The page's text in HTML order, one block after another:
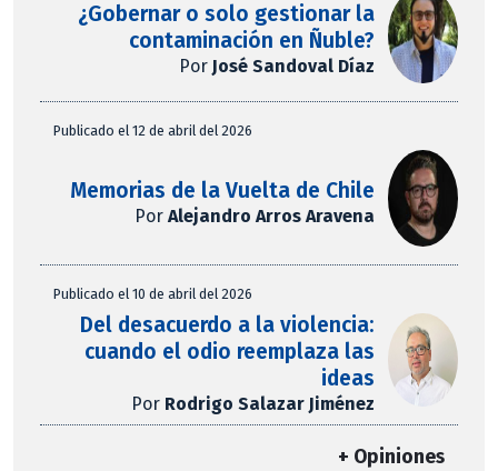
¿Gobernar o solo gestionar la
contaminación en Ñuble?
Por José Sandoval Díaz
Publicado el 12 de abril del 2026
Memorias de la Vuelta de Chile
PorAlejandro Arros Aravena
Publicado el 10 de abril del 2026
Del desacuerdo a la violencia:
cuando el odio reemplaza las
ideas
Por Rodrigo Salazar Jiménez
+ Opiniones